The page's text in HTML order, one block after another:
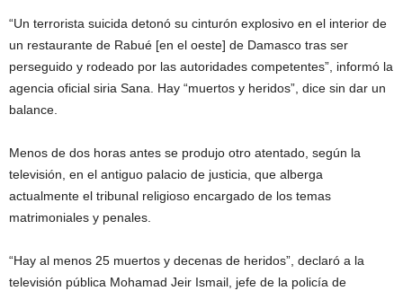
“Un terrorista suicida detonó su cinturón explosivo en el interior de
un restaurante de Rabué [en el oeste] de Damasco tras ser
perseguido y rodeado por las autoridades competentes”, informó la
agencia oficial siria Sana. Hay “muertos y heridos”, dice sin dar un
balance.
Menos de dos horas antes se produjo otro atentado, según la
televisión, en el antiguo palacio de justicia, que alberga
actualmente el tribunal religioso encargado de los temas
matrimoniales y penales.
“Hay al menos 25 muertos y decenas de heridos”, declaró a la
televisión pública Mohamad Jeir Ismail, jefe de la policía de